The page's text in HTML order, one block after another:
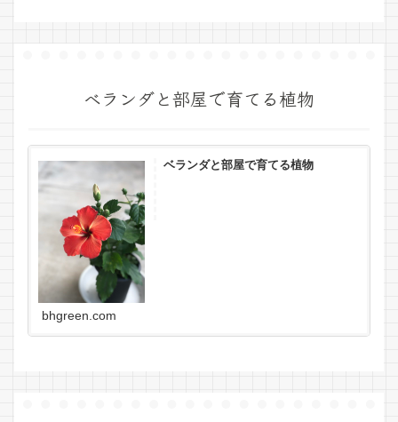
ベランダと部屋で育てる植物
ベランダと部屋で育てる植物
bhgreen.com